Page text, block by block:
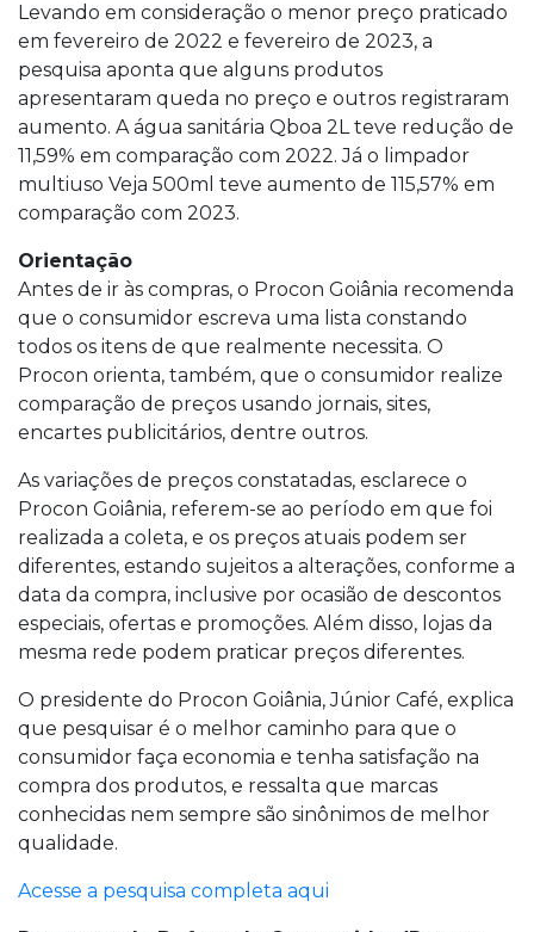
Levando em consideração o menor preço praticado
em fevereiro de 2022 e fevereiro de 2023, a
pesquisa aponta que alguns produtos
apresentaram queda no preço e outros registraram
aumento. A água sanitária Qboa 2L teve redução de
11,59% em comparação com 2022. Já o limpador
multiuso Veja 500ml teve aumento de 115,57% em
comparação com 2023.
Orientação
Antes de ir às compras, o Procon Goiânia recomenda
que o consumidor escreva uma lista constando
todos os itens de que realmente necessita. O
Procon orienta, também, que o consumidor realize
comparação de preços usando jornais, sites,
encartes publicitários, dentre outros.
As variações de preços constatadas, esclarece o
Procon Goiânia, referem-se ao período em que foi
realizada a coleta, e os preços atuais podem ser
diferentes, estando sujeitos a alterações, conforme a
data da compra, inclusive por ocasião de descontos
especiais, ofertas e promoções. Além disso, lojas da
mesma rede podem praticar preços diferentes.
O presidente do Procon Goiânia, Júnior Café, explica
que pesquisar é o melhor caminho para que o
consumidor faça economia e tenha satisfação na
compra dos produtos, e ressalta que marcas
conhecidas nem sempre são sinônimos de melhor
qualidade.
Acesse a pesquisa completa aqui